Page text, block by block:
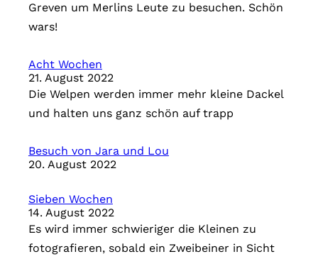
Greven um Merlins Leute zu besuchen. Schön
wars!
Acht Wochen
21. August 2022
Die Welpen werden immer mehr kleine Dackel
und halten uns ganz schön auf trapp
Besuch von Jara und Lou
20. August 2022
Sieben Wochen
14. August 2022
Es wird immer schwieriger die Kleinen zu
fotografieren, sobald ein Zweibeiner in Sicht